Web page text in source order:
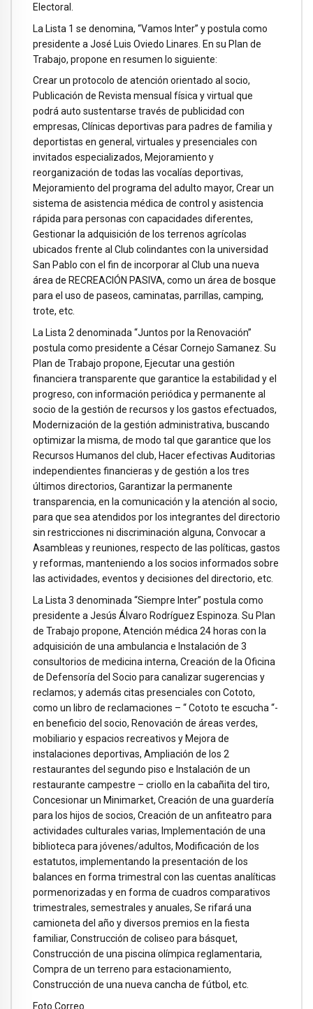
Electoral.
La Lista 1 se denomina, “Vamos Inter” y postula como
presidente a José Luis Oviedo Linares. En su Plan de
Trabajo, propone en resumen lo siguiente:
Crear un protocolo de atención orientado al socio,
Publicación de Revista mensual física y virtual que
podrá auto sustentarse través de publicidad con
empresas, Clínicas deportivas para padres de familia y
deportistas en general, virtuales y presenciales con
invitados especializados, Mejoramiento y
reorganización de todas las vocalías deportivas,
Mejoramiento del programa del adulto mayor, Crear un
sistema de asistencia médica de control y asistencia
rápida para personas con capacidades diferentes,
Gestionar la adquisición de los terrenos agrícolas
ubicados frente al Club colindantes con la universidad
San Pablo con el fin de incorporar al Club una nueva
área de RECREACIÓN PASIVA, como un área de bosque
para el uso de paseos, caminatas, parrillas, camping,
trote, etc.
La Lista 2 denominada “Juntos por la Renovación”
postula como presidente a César Cornejo Samanez. Su
Plan de Trabajo propone, Ejecutar una gestión
financiera transparente que garantice la estabilidad y el
progreso, con información periódica y permanente al
socio de la gestión de recursos y los gastos efectuados,
Modernización de la gestión administrativa, buscando
optimizar la misma, de modo tal que garantice que los
Recursos Humanos del club, Hacer efectivas Auditorias
independientes financieras y de gestión a los tres
últimos directorios, Garantizar la permanente
transparencia, en la comunicación y la atención al socio,
para que sea atendidos por los integrantes del directorio
sin restricciones ni discriminación alguna, Convocar a
Asambleas y reuniones, respecto de las políticas, gastos
y reformas, manteniendo a los socios informados sobre
las actividades, eventos y decisiones del directorio, etc.
La Lista 3 denominada “Siempre Inter” postula como
presidente a Jesús Álvaro Rodríguez Espinoza. Su Plan
de Trabajo propone, Atención médica 24 horas con la
adquisición de una ambulancia e Instalación de 3
consultorios de medicina interna, Creación de la Oficina
de Defensoría del Socio para canalizar sugerencias y
reclamos; y además citas presenciales con Cototo,
como un libro de reclamaciones – “ Cototo te escucha “-
en beneficio del socio, Renovación de áreas verdes,
mobiliario y espacios recreativos y Mejora de
instalaciones deportivas, Ampliación de los 2
restaurantes del segundo piso e Instalación de un
restaurante campestre – criollo en la cabañita del tiro,
Concesionar un Minimarket, Creación de una guardería
para los hijos de socios, Creación de un anfiteatro para
actividades culturales varias, Implementación de una
biblioteca para jóvenes/adultos, Modificación de los
estatutos, implementando la presentación de los
balances en forma trimestral con las cuentas analíticas
pormenorizadas y en forma de cuadros comparativos
trimestrales, semestrales y anuales, Se rifará una
camioneta del año y diversos premios en la fiesta
familiar, Construcción de coliseo para básquet,
Construcción de una piscina olímpica reglamentaria,
Compra de un terreno para estacionamiento,
Construcción de una nueva cancha de fútbol, etc.
Foto Correo